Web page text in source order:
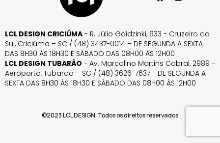
LCL DESIGN CRICIÚMA - R. Júlio Gaidzinki, 633 - Cruzeiro do
Sul, Criciúma – SC / (48) 3437-0014 – DE SEGUNDA A SEXTA
DAS 8H30 ÀS 18H30 E SÁBADO DAS 08H00 ÀS 12H00
LCL DESIGN TUBARÃO - Av. Marcolino Martins Cabral, 2989 -
Aeroporto, Tubarão – SC / (48) 3626-7637 - DE SEGUNDA A
SEXTA DAS 8H30 ÀS 18H30 E SÁBADO DAS 08H00 ÀS 12H00
©2023 LCL DESIGN. Todos os direitos reservados